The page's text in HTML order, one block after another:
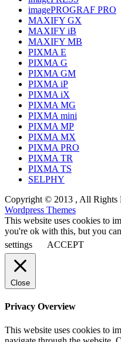
imagePROGRAF PRO
MAXIFY GX
MAXIFY iB
MAXIFY MB
PIXMA E
PIXMA G
PIXMA GM
PIXMA iP
PIXMA iX
PIXMA MG
PIXMA mini
PIXMA MP
PIXMA MX
PIXMA PRO
PIXMA TR
PIXMA TS
SELPHY
Copyright © 2013 , All Rights
Wordpress Themes
This website uses cookies to
you're ok with this, but you
settings
ACCEPT
Close
Privacy Overview
This website uses cookies to